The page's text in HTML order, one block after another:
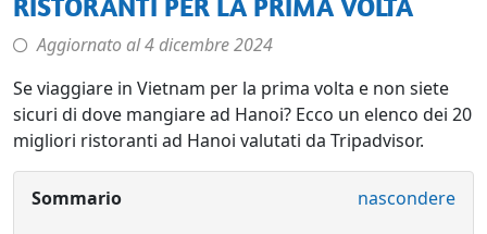
Aggiornato al4 dicembre 2024
Se viaggiare in Vietnam per la prima volta e non siete
sicuri di dove mangiare ad Hanoi? Ecco un elenco dei 20
migliori ristoranti ad Hanoi valutati da Tripadvisor.
Sommario nascondere